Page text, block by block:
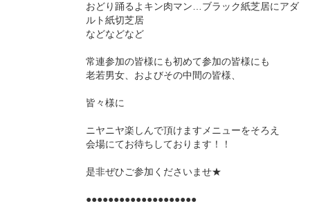
おどり踊るよキン肉マン…ブラック紙芝居にアダ
ルト紙切芝居
などなどなど
常連参加の皆様にも初めて参加の皆様にも
老若男女、およびその中間の皆様、
皆々様に
ニヤニヤ楽しんで頂けますメニューをそろえ
会場にてお待ちしております！！
是非ぜひご参加くださいませ★
●●●●●●●●●●●●●●●●●●●●